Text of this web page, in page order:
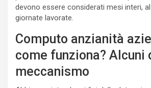
devono essere considerati mesi interi,
giornate lavorate.
Computo anzianità
come funziona? Alcuni
meccanismo